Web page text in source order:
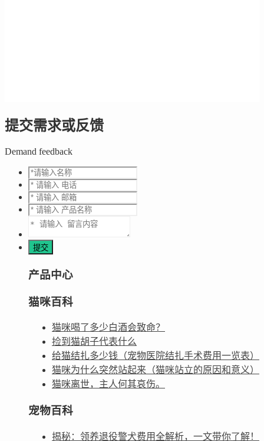
提交需求或反馈
Demand feedback
产品中心
猫咪百科
猫咪喝了多少白酒会致命？
捡到猫胡子代表什么
给猫结扎多少钱（宠物医院结扎手术费用一览表）
猫咪为什么突然站起来（猫咪站立的原因和意义）
猫咪离世，主人何其哀伤。
宠物百科
揭秘：领养退役警犬费用全解析，一文带你了解！